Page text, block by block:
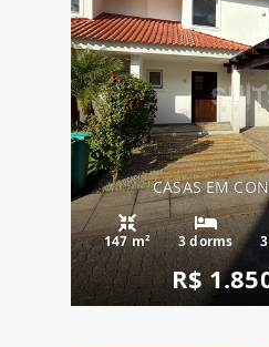
CASAS EM
147 m² 3 dorms
R$